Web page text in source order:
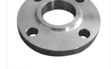
Über uns
Kontakte